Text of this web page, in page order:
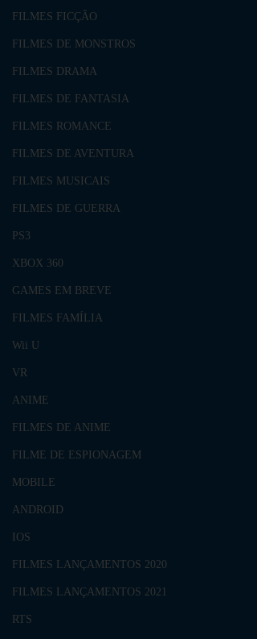
FILMES FICÇÃO
FILMES DE MONSTROS
FILMES DRAMA
FILMES DE FANTASIA
FILMES ROMANCE
FILMES DE AVENTURA
FILMES MUSICAIS
FILMES DE GUERRA
PS3
XBOX 360
GAMES EM BREVE
FILMES FAMÍLIA
Wii U
VR
ANIME
FILMES DE ANIME
FILME DE ESPIONAGEM
MOBILE
ANDROID
IOS
FILMES LANÇAMENTOS 2020
FILMES LANÇAMENTOS 2021
RTS